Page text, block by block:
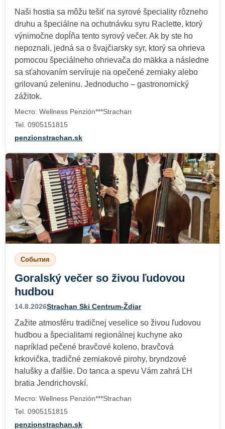
Naši hostia sa môžu tešiť na syrové špeciality rôzneho
druhu a špeciálne na ochutnávku syru Raclette, ktorý
výnimočne dopĺňa tento syrový večer. Ak by ste ho
nepoznali, jedná sa o švajčiarsky syr, ktorý sa ohrieva
pomocou špeciálneho ohrievača do mäkka a následne
sa sťahovaním servíruje na opečené zemiaky alebo
grilovanú zeleninu. Jednoducho – gastronomický
zážitok.
Место: Wellness Penzión***Strachan
Tel. 0905151815
penzionstrachan.sk
События
Goralský večer so živou ľudovou
hudbou
14.8.2026Strachan Ski Centrum-Ždiar
Zažite atmosféru tradičnej veselice so živou ľudovou
hudbou a špecialitami regionálnej kuchyne ako
napríklad pečené bravčové koleno, bravčová
krkovička, tradičné zemiakové pirohy, bryndzové
halušky a ďalšie. Do tanca a spevu Vám zahrá ĽH
bratia Jendrichovskí.
Место: Wellness Penzión***Strachan
Tel. 0905151815
penzionstrachan.sk